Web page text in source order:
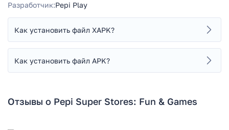
Разработчик:Pepi Play
Как установить файл XAPK?
Как установить файл APK?
Отзывы о Pepi Super Stores: Fun & Games